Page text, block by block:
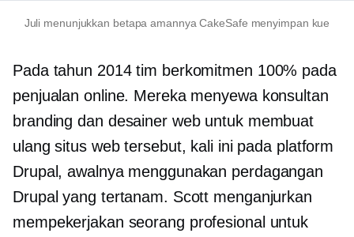
Juli menunjukkan betapa amannya CakeSafe menyimpan kue
Pada tahun 2014 tim berkomitmen 100% pada
penjualan online. Mereka menyewa konsultan
branding dan desainer web untuk membuat
ulang situs web tersebut, kali ini pada platform
Drupal, awalnya menggunakan perdagangan
Drupal yang tertanam. Scott menganjurkan
mempekerjakan seorang profesional untuk